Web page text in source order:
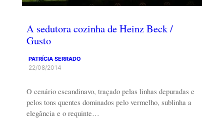
A sedutora cozinha de Heinz Beck /
Gusto
PATRÍCIA SERRADO
22/08/2014
O cenário escandinavo, traçado pelas linhas depuradas e
pelos tons quentes dominados pelo vermelho, sublinha a
elegância e o requinte…